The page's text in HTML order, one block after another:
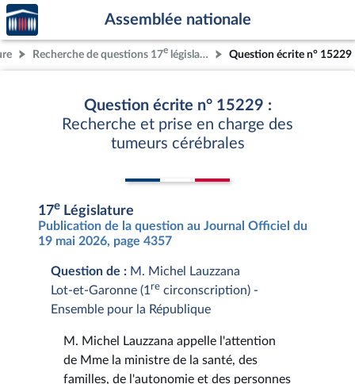
Aller au contenu
Aller en bas de la page
Accèder
à la
page
d'accueil
Assemblée nationale
Recherche de questions 17e législature Question écrite n° 15229
Question écrite n° 15229 :
Recherche et prise en charge des
tumeurs cérébrales
17e Législature
Publication de la question au Journal Officiel du
19 mai 2026, page 4357
Question de : M. Michel Lauzzana
Lot-et-Garonne (1 re circonscription) -
Ensemble pour la République
M. Michel Lauzzana appelle l'attention
de Mme la ministre de la santé, des
familles, de l'autonomie et des personnes